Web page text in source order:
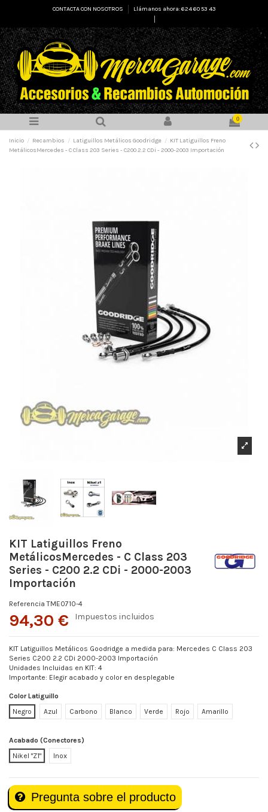
CONTACTA CON NOSOTROS
Llámanos ahora: 624 60 53 43
0
Inicio Recambios Latiguillos Metálicos Goodridge
KIT Latiguillos Freno
MetálicosMercedes - C Class 203 Series - C200 2.2 CDi - 2000-2003 Importación
KIT Latiguillos Freno
MetálicosMercedes - C Class 203
Series - C200 2.2 CDi - 2000-2003
Importación
Referencia TME0710-4
94,30 € Impuestos incluidos
KIT Latiguillos Metálicos Goodridge a medida para: Mercedes C Class 203
Series C200 2.2 CDi 2000-2003 Importación
Unidades Incluidas en KIT: 4
Importante: Elegir acabado y color en desplegable
Color Latiguillo
Negro
Azul Carbono Blanco Verde Rojo Amarillo
Acabado (Conectores)
Nikel "Z1"
Inox
Pregunta sobre el producto